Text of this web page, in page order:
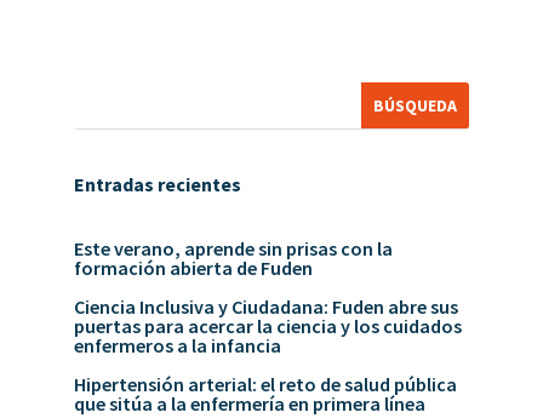
Entradas recientes
Este verano, aprende sin prisas con la
formación abierta de Fuden
Ciencia Inclusiva y Ciudadana: Fuden abre sus
puertas para acercar la ciencia y los cuidados
enfermeros a la infancia
Hipertensión arterial: el reto de salud pública
que sitúa a la enfermería en primera línea